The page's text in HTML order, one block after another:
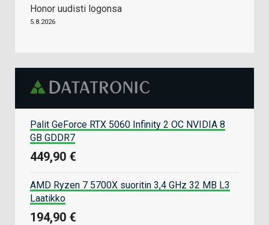
Honor uudisti logonsa
5.8.2026
Palit GeForce RTX 5060 Infinity 2 OC NVIDIA 8
GB GDDR7
449,90 €
AMD Ryzen 7 5700X suoritin 3,4 GHz 32 MB L3
Laatikko
194,90 €